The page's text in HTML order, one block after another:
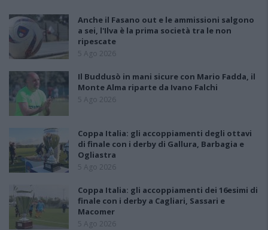
Anche il Fasano out e le ammissioni salgono
a sei, l'Ilva è la prima società tra le non
ripescate
5 Ago 2026
Il Buddusò in mani sicure con Mario Fadda, il
Monte Alma riparte da Ivano Falchi
5 Ago 2026
Coppa Italia: gli accoppiamenti degli ottavi
di finale con i derby di Gallura, Barbagia e
Ogliastra
5 Ago 2026
Coppa Italia: gli accoppiamenti dei 16esimi di
finale con i derby a Cagliari, Sassari e
Macomer
5 Ago 2026